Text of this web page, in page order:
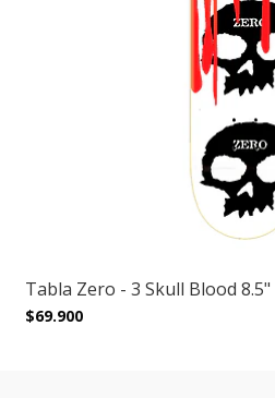
Tabla Zero - 3 Skull Blood
$69.900